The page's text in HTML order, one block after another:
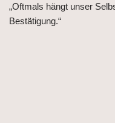
„Oftmals hängt unser
Bestätigung.“